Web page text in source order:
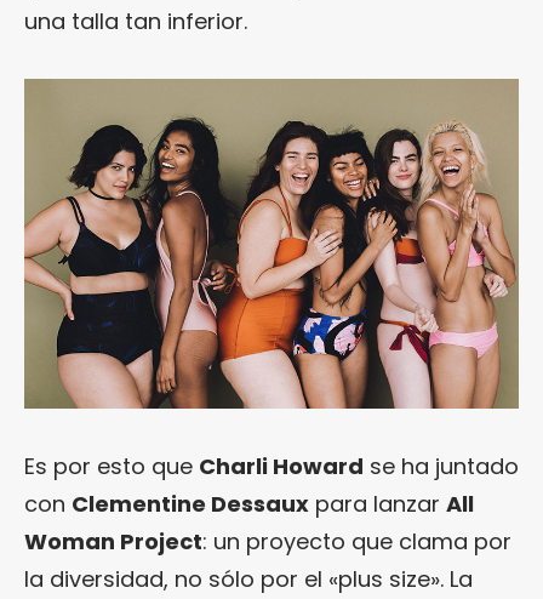
una talla tan inferior.
Es por esto que Charli Howard se ha juntado
con Clementine Dessaux para lanzar All
Woman Project: un proyecto que clama por
la diversidad, no sólo por el «plus size». La